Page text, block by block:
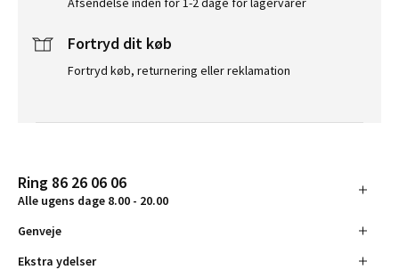
Fortryd dit køb
Fortryd køb, returnering eller reklamation
Ring 86 26 06 06
Alle ugens dage 8.00 - 20.00
Genveje
Ekstra ydelser